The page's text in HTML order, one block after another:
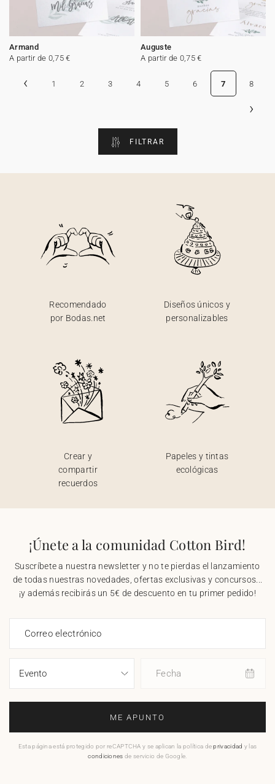
Armand
A partir de 0,75 €
Auguste
A partir de 0,75 €
‹ 1 2 3 4 5 6 7 8
›
FILTRAR
Recomendado
por Bodas.net
Diseños únicos y
personalizables
Crear y
compartir
recuerdos
Papeles y tintas
ecológicas
¡Únete a la comunidad Cotton Bird!
Suscríbete a nuestra newsletter y no te pierdas el lanzamiento
de todas nuestras novedades, ofertas exclusivas y concursos...
¡y además recibirás un 5€ de descuento en tu primer pedido!
Correo electrónico
Fecha
ME APUNTO
Esta página está protegido por reCAPTCHA y se aplican la política deprivacidad y las
condiciones de servicio de Google.